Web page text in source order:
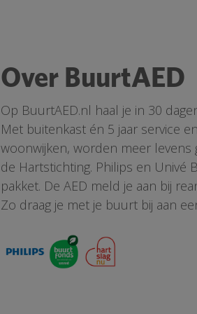
Over BuurtAED
Op BuurtAED.nl haal je in 30
Met buitenkast én 5 jaar service
woonwijken, worden meer levens
de Hartstichting. Philips en Univé
pakket. De AED meld je aan bij
Zo draag je met je buurt bij aan